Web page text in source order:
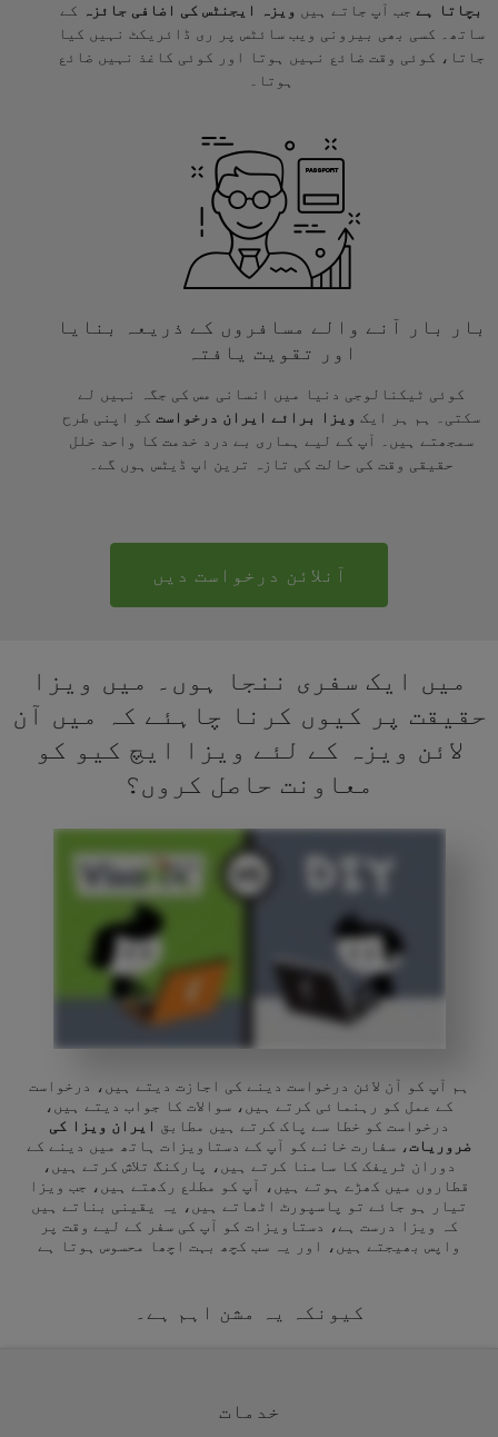
بچاتا ہے جب آپ جاتے ہیں ویزہ ایجنٹس کی اضافی جائزہ
کے
ساتھ۔ کسی بھی بیرونی ویب سائٹس پر ری ڈائریکٹ نہیں کیا
جاتا، کوئی وقت ضائع نہیں ہوتا اور کوئی کاغذ نہیں ضائع
ہوتا۔
بار بار آنے والے مسافروں کے ذریعہ بنایا
اور تقویت یافتہ
کوئی ٹیکنالوجی دنیا میں انسانی مس کی جگہ نہیں لے
سکتی۔ ہم ہر ایک ویزا برائے ایران درخواست کو اپنی طرح
سمجھتے ہیں۔ آپ کے لیے ہماری بے درد خدمت کا واحد خلل
حقیقی وقت کی حالت کی تازہ ترین اپ ڈیٹس ہوں گے۔
آنلائن درخواست دیں
میں ایک سفری ننجا ہوں۔ میں ویزا
حقیقت پر کیوں کرنا چاہئے کہ میں آن
لائن ویزہ کے لئے ویزا ایچ کیو کو
معاونت حاصل کروں؟
ہم آپ کو آن لائن درخواست دینے کی اجازت دیتے ہیں، درخواست
کے عمل کو رہنمائی کرتے ہیں، سوالات کا جواب دیتے ہیں،
درخواست کو خطا سے پاک کرتے ہیں مطابق
ایران ویزا کی
ضروریات، سفارت خانے کو آپ کے دستاویزات ہاتھ میں دینے کے
دوران ٹریفک کا سامنا کرتے ہیں، پارکنگ تلاش کرتے ہیں،
قطاروں میں کھڑے ہوتے ہیں، آپ کو مطلع رکھتے ہیں، جب ویزا
تیار ہو جائے تو پاسپورٹ اٹھاتے ہیں، یہ یقینی بناتے ہیں
کہ ویزا درست ہے، دستاویزات کو آپ کی سفر کے لیے وقت پر
واپس بھیجتے ہیں، اور یہ سب کچھ بہت اچھا محسوس ہوتا ہے
کیونکہ یہ مشن اہم ہے۔
خدمات